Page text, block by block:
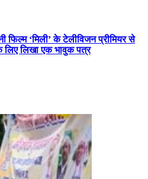
फिल्म ‘मिली’ के टेलीविजन प्रीमियर से
लिखा एक भावुक पत्र